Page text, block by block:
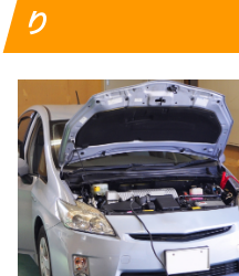
り